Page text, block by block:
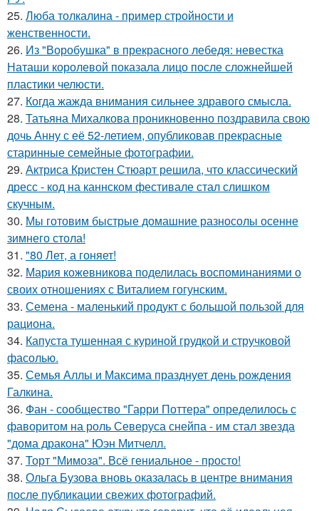
25. Люба толкалина - пример стройности и
женственности.
26. Из "Воробушка" в прекрасного лебедя: невестка
Наташи королевой показала лицо после сложнейшей
пластики челюсти.
27. Когда жажда внимания сильнее здравого смысла.
28. Татьяна Михалкова проникновенно поздравила свою
дочь Анну с её 52-летием, опубликовав прекрасные
старинные семейные фотографии.
29. Актриса Кристен Стюарт решила, что классический
дресс - код на каннском фестивале стал слишком
скучным.
30. Мы готовим быстрые домашние разносолы осенне
зимнего стола!
31. "80 Лет, а гоняет!
32. Мария кожевникова поделилась воспоминаниями о
своих отношениях с Виталием гогунским.
33. Семена - маленький продукт с большой пользой для
рациона.
34. Капуста тушенная с куриной грудкой и стручковой
фасолью.
35. Семья Аллы и Максима празднует день рождения
Галкина.
36. Фан - сообщество "Гарри Поттера" определилось с
фаворитом на роль Северуса снейпа - им стал звезда
"дома дракона" Юэн Митчелл.
37. Торт "Мимоза". Всё гениальное - просто!
38. Ольга Бузова вновь оказалась в центре внимания
после публикации свежих фотографий.